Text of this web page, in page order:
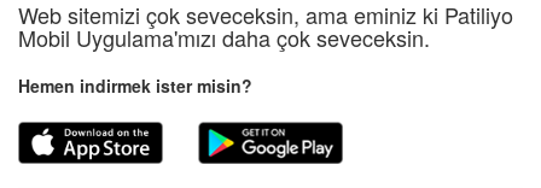
Web sitemizi çok seveceksin, ama eminiz ki Patiliyo
Mobil Uygulama'mızı daha çok seveceksin.
Hemen indirmek ister misin?